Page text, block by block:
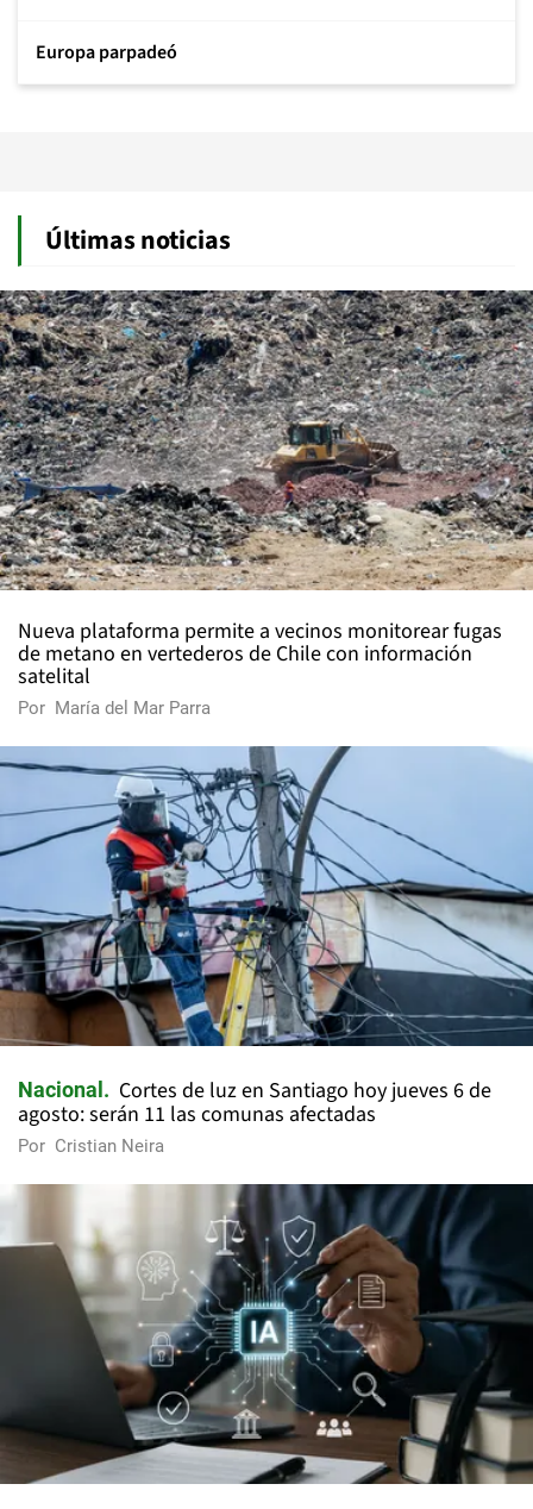
Europa parpadeó
Últimas noticias
Nueva plataforma permite a vecinos monitorear fugas
de metano en vertederos de Chile con información
satelital
Por María del Mar Parra
Nacional
Cortes de luz en Santiago hoy jueves 6 de
agosto: serán 11 las comunas afectadas
Por Cristian Neira